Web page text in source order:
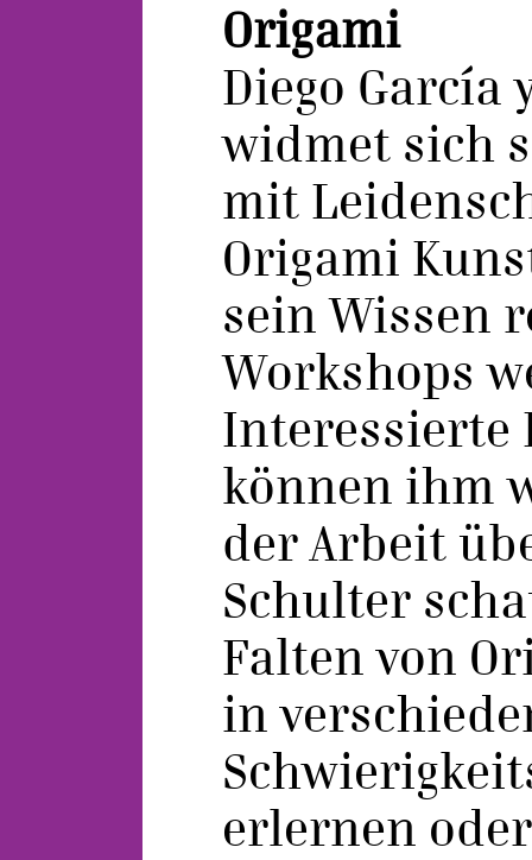
Origami
Diego García
widmet sich
mit
Origami
sein Wissen
Workshops
Interessierte
können ihm
der Arbeit
Schulter
Falten von
in
erlernen